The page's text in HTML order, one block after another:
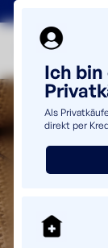
Ich bin
Als
direkt per